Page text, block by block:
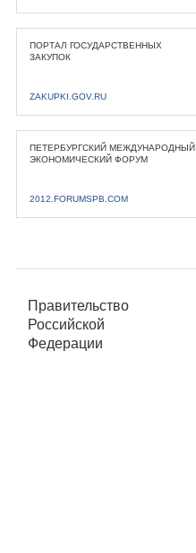
ПОРТАЛ ГОСУДАРСТВЕННЫХ
ЗАКУПОК
ZAKUPKI.GOV.RU
ПЕТЕРБУРГСКИЙ МЕЖДУНАРОДНЫЙ
ЭКОНОМИЧЕСКИЙ ФОРУМ
2012.FORUMSPB.COM
Правительство
Российской
Федерации